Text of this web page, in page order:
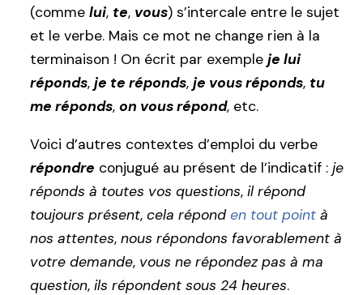
(comme lui, te, vous) s’intercale entre le sujet
et le verbe. Mais ce mot ne change rien à la
terminaison ! On écrit par exemple je lui
réponds, je te réponds, je vous réponds, tu
me réponds, on vous répond, etc.
Voici d’autres contextes d’emploi du verbe
répondre conjugué au présent de l’indicatif : je
réponds à toutes vos questions, il répond
toujours présent, cela répond en tout point à
nos attentes, nous répondons favorablement à
votre demande, vous ne répondez pas à ma
question, ils répondent sous 24 heures.